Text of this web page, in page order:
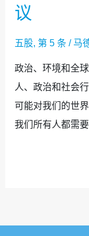
议
五股, 第 5 条 / 马
政治、环境和全
人、政治和社会
可能对我们的世
我们所有人都需